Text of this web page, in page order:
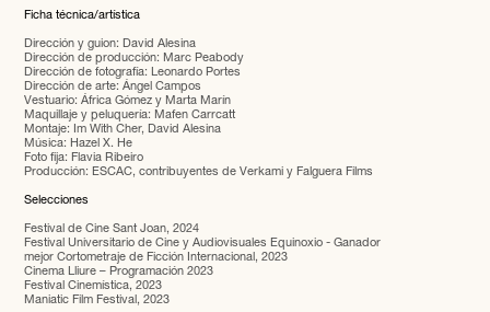
Ficha técnica/artística
Dirección y guion: David Alesina
Dirección de producción: Marc Peabody
Dirección de fotografía: Leonardo Portes
Dirección de arte: Ángel Campos
Vestuario: África Gómez y Marta Marín
Maquillaje y peluquería: Mafen Carrcatt
Montaje: Im With Cher, David Alesina
Música: Hazel X. He
Foto fija: Flavia Ribeiro
Producción: ESCAC, contribuyentes de Verkami y Falguera Films
Selecciones
Festival de Cine Sant Joan, 2024
Festival Universitario de Cine y Audiovisuales Equinoxio - Ganador
mejor Cortometraje de Ficción Internacional, 2023
Cinema Lliure – Programación 2023
Festival Cinemística, 2023
Maniatic Film Festival, 2023